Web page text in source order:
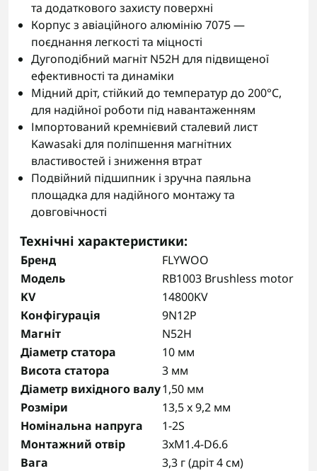
та додаткового захисту поверхні
Корпус з авіаційного алюмінію 7075 —
поєднання легкості та міцності
Дугоподібний магніт N52H для підвищеної
ефективності та динаміки
Мідний дріт, стійкий до температур до 200°C,
для надійної роботи під навантаженням
Імпортований кремнієвий сталевий лист
Kawasaki для поліпшення магнітних
властивостей і зниження втрат
Подвійний підшипник і зручна паяльна
площадка для надійного монтажу та
довговічності
Технічні характеристики:
Бренд
FLYWOO
Модель
RB1003 Brushless motor
KV
14800KV
Конфігурація
9N12P
Магніт
N52H
Діаметр статора
10 мм
Висота статора
3 мм
Діаметр вихідного валу1,50 мм
Розміри
13,5 x 9,2 мм
Номінальна напруга
1-2S
Монтажний отвір
3xM1.4-D6.6
Вага
3,3 г (дріт 4 см)